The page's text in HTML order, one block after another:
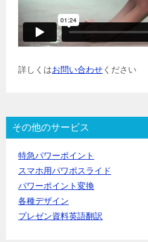
詳しくはお問い合わせください
その他のサービス
特急パワーポイント
スマホ用パワポスライド
パワーポイント変換
各種デザイン
プレゼン資料英語翻訳